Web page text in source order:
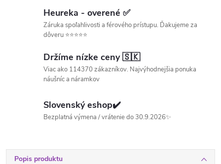
Heureka - overené ✅
Záruka spoľahlivosti a férového prístupu. Ďakujeme za
dôveru ⭐⭐⭐⭐⭐
Držíme nízke ceny 🇸🇰
Viac ako 114370 zákazníkov. Najvýhodnejšia ponuka
náušníc a náramkov
Slovenský eshop✔️
Bezplatná výmena / vrátenie do 30.9.2026✨
Popis produktu